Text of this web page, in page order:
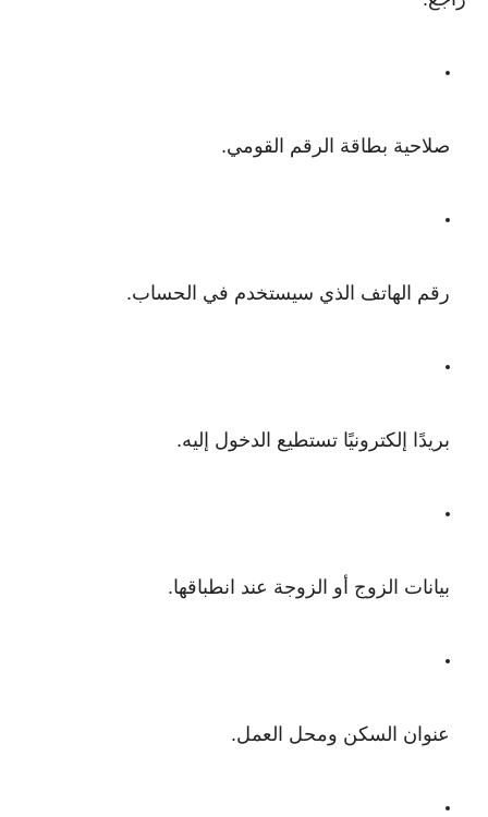
صلاحية بطاقة الرقم القومي.
رقم الهاتف الذي سيستخدم في الحساب.
بريدًا إلكترونيًا تستطيع الدخول إليه.
بيانات الزوج أو الزوجة عند انطباقها.
عنوان السكن ومحل العمل.